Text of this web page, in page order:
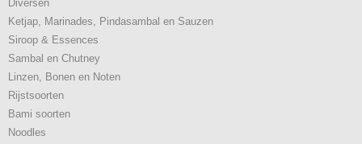
Diversen
Ketjap, Marinades, Pindasambal en Sauzen
Siroop & Essences
Sambal en Chutney
Linzen, Bonen en Noten
Rijstsoorten
Bami soorten
Noodles